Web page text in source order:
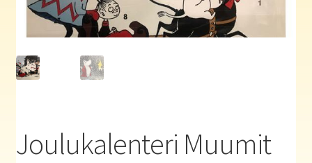
valikko
Auringon kirja- ja paperipuodit verkossa
Media
Joulukalenteri Muumit